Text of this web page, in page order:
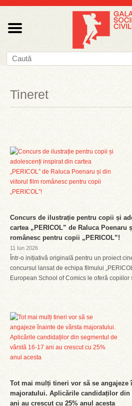
Tineret
Concurs de ilustrație pentru copii și
cartea „PERICOL” de Raluca
românesc pentru copii „PERICOL”!
11 Iun 2026
Într-o inițiativă originală pentru un proiect
concursul lansat de echipa filmului
European School of Comics le oferă copiilor
Tot mai mulți tineri vor să se angajeze
majoratului. Aplicările candidaților din
ani au crescut cu 25% anul acesta